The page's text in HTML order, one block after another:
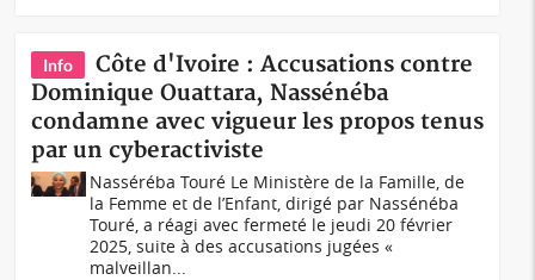
Info
Côte d'Ivoire : Accusations contre
Dominique Ouattara, Nassénéba
condamne avec vigueur les propos tenus
par un cyberactiviste
Nasséréba Touré Le Ministère de la Famille, de
la Femme et de l’Enfant, dirigé par Nassénéba
Touré, a réagi avec fermeté le jeudi 20 février
2025, suite à des accusations jugées «
malveillan...